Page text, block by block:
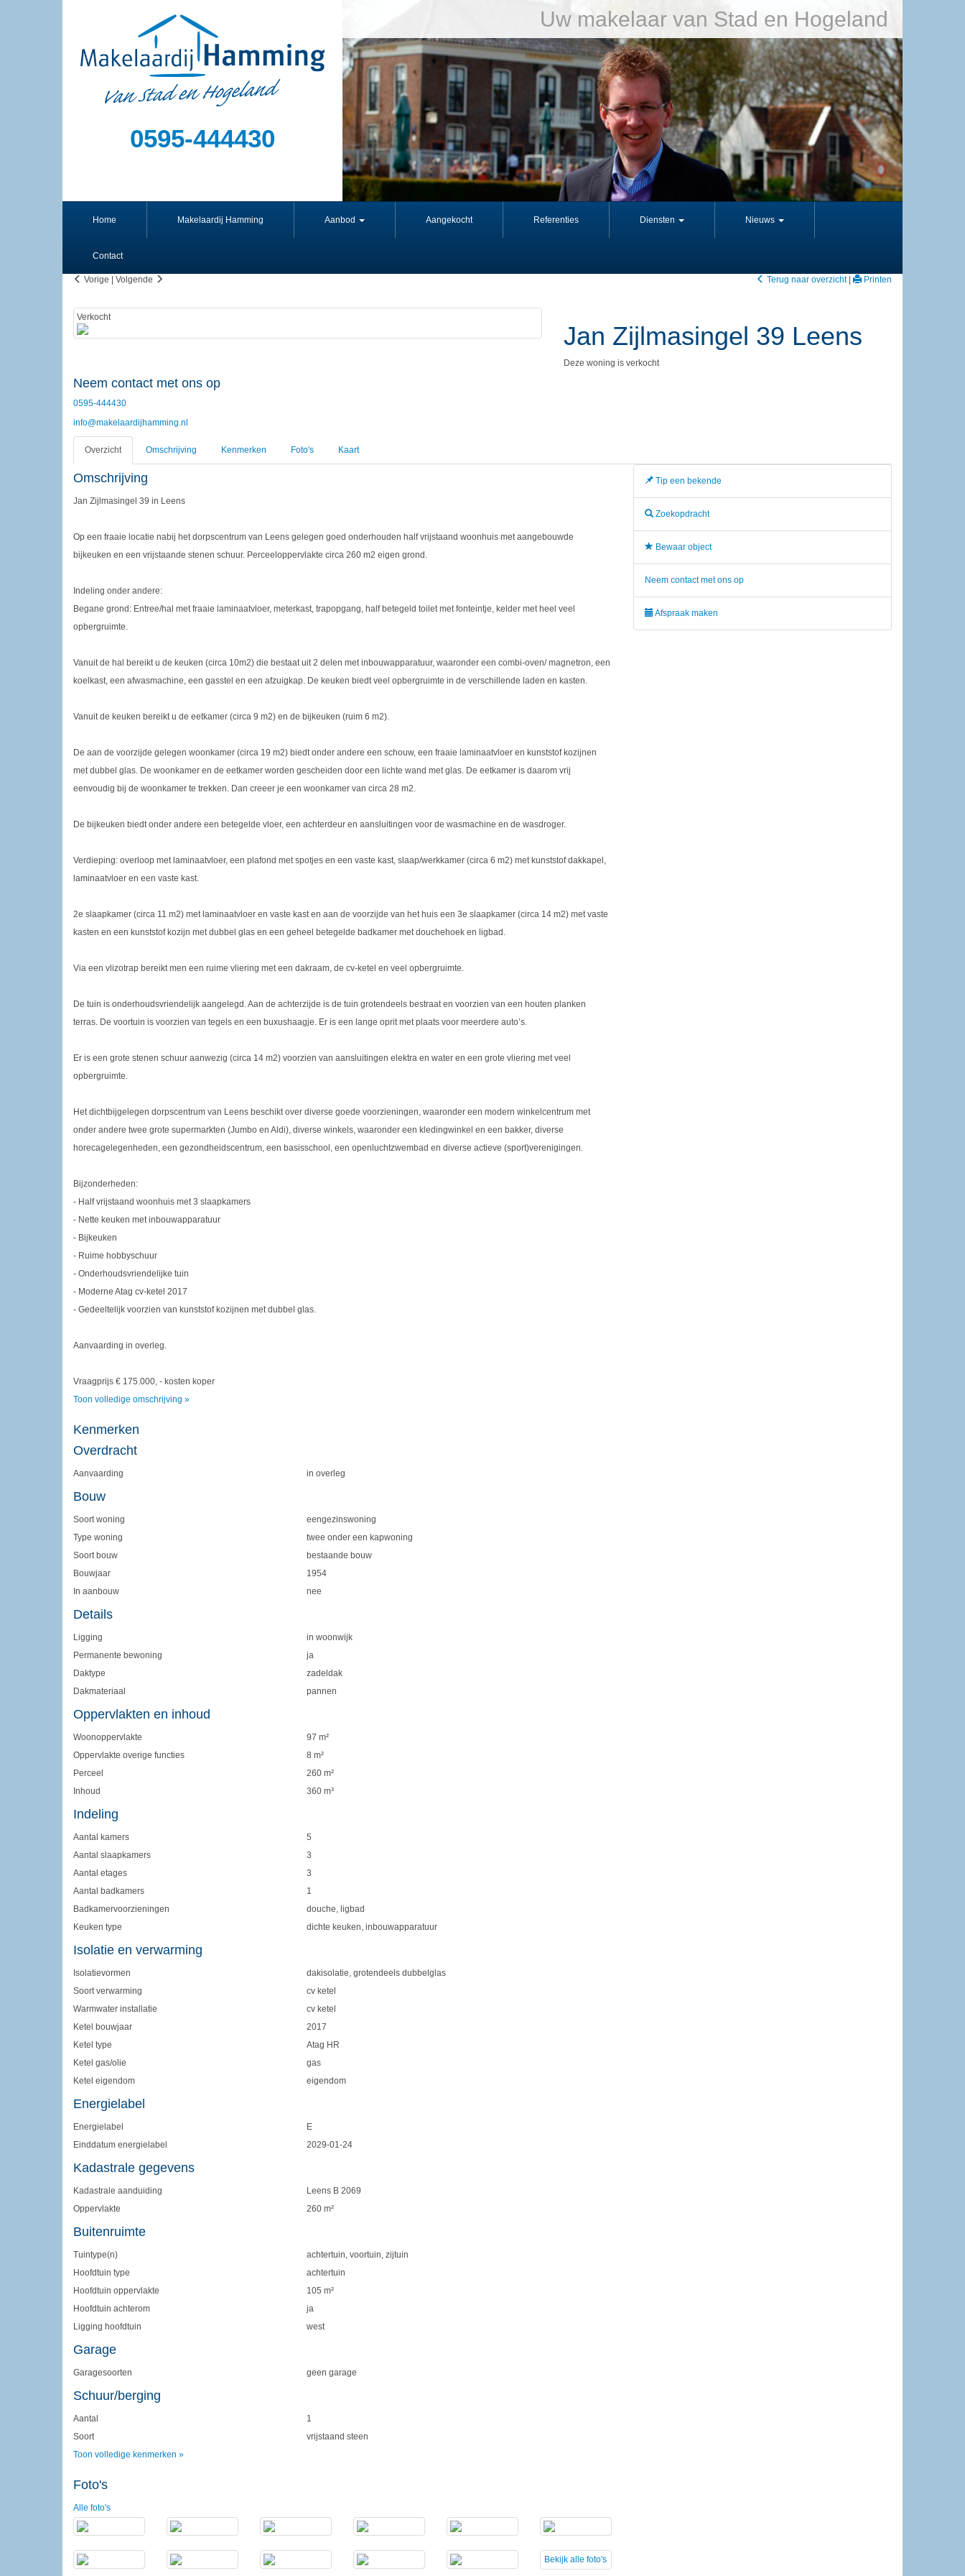
0595-444430
Uw makelaar van Stad en Hogeland
Home Makelaardij Hamming Aanbod Aangekocht Referenties Diensten Nieuws
Contact
Vorige Volgende Terug naar overzicht Printen
Verkocht
Jan Zijlmasingel 39 Leens
Deze woning is verkocht
Neem contact met ons op
0595-444430
info@makelaardijhamming.nl
Overzicht Omschrijving Kenmerken Foto's Kaart
Omschrijving
Jan Zijlmasingel 39 in Leens
Op een fraaie locatie nabij het dorpscentrum van Leens gelegen goed onderhouden half vrijstaand woonhuis met aangebouwde
bijkeuken en een vrijstaande stenen schuur. Perceeloppervlakte circa 260 m2 eigen grond.
Indeling onder andere:
Begane grond: Entree/hal met fraaie laminaatvloer, meterkast, trapopgang, half betegeld toilet met fonteintje, kelder met heel veel
opbergruimte.
Vanuit de hal bereikt u de keuken (circa 10m2) die bestaat uit 2 delen met inbouwapparatuur, waaronder een combi-oven/ magnetron, een
koelkast, een afwasmachine, een gasstel en een afzuigkap. De keuken biedt veel opbergruimte in de verschillende laden en kasten.
Vanuit de keuken bereikt u de eetkamer (circa 9 m2) en de bijkeuken (ruim 6 m2).
De aan de voorzijde gelegen woonkamer (circa 19 m2) biedt onder andere een schouw, een fraaie laminaatvloer en kunststof kozijnen
met dubbel glas. De woonkamer en de eetkamer worden gescheiden door een lichte wand met glas. De eetkamer is daarom vrij
eenvoudig bij de woonkamer te trekken. Dan creeer je een woonkamer van circa 28 m2.
De bijkeuken biedt onder andere een betegelde vloer, een achterdeur en aansluitingen voor de wasmachine en de wasdroger.
Verdieping: overloop met laminaatvloer, een plafond met spotjes en een vaste kast, slaap/werkkamer (circa 6 m2) met kunststof dakkapel,
laminaatvloer en een vaste kast.
2e slaapkamer (circa 11 m2) met laminaatvloer en vaste kast en aan de voorzijde van het huis een 3e slaapkamer (circa 14 m2) met vaste
kasten en een kunststof kozijn met dubbel glas en een geheel betegelde badkamer met douchehoek en ligbad.
Via een vlizotrap bereikt men een ruime vliering met een dakraam, de cv-ketel en veel opbergruimte.
De tuin is onderhoudsvriendelijk aangelegd. Aan de achterzijde is de tuin grotendeels bestraat en voorzien van een houten planken
terras. De voortuin is voorzien van tegels en een buxushaagje. Er is een lange oprit met plaats voor meerdere auto’s.
Er is een grote stenen schuur aanwezig (circa 14 m2) voorzien van aansluitingen elektra en water en een grote vliering met veel
opbergruimte.
Het dichtbijgelegen dorpscentrum van Leens beschikt over diverse goede voorzieningen, waaronder een modern winkelcentrum met
onder andere twee grote supermarkten (Jumbo en Aldi), diverse winkels, waaronder een kledingwinkel en een bakker, diverse
horecagelegenheden, een gezondheidscentrum, een basisschool, een openluchtzwembad en diverse actieve (sport)verenigingen.
Bijzonderheden:
- Half vrijstaand woonhuis met 3 slaapkamers
- Nette keuken met inbouwapparatuur
- Bijkeuken
- Ruime hobbyschuur
- Onderhoudsvriendelijke tuin
- Moderne Atag cv-ketel 2017
- Gedeeltelijk voorzien van kunststof kozijnen met dubbel glas.
Aanvaarding in overleg.
Vraagprijs € 175.000, - kosten koper
Toon volledige omschrijving »
Kenmerken
Overdracht
Aanvaarding in overleg
Bouw
Soort woning
eengezinswoning
Type woning
twee onder een kapwoning
Soort bouw
bestaande bouw
Bouwjaar
1954
In aanbouw
nee
Details
Ligging
in woonwijk
Permanente bewoning
ja
Daktype
zadeldak
Dakmateriaal
pannen
Oppervlakten en inhoud
Woonoppervlakte
97 m²
Oppervlakte overige functies
8 m²
Perceel
260 m²
Inhoud
360 m³
Indeling
Aantal kamers
5
Aantal slaapkamers
3
Aantal etages
3
Aantal badkamers
1
Badkamervoorzieningen
douche, ligbad
Keuken type
dichte keuken, inbouwapparatuur
Isolatie en verwarming
Isolatievormen
dakisolatie, grotendeels dubbelglas
Soort verwarming
cv ketel
Warmwater installatie
cv ketel
Ketel bouwjaar
2017
Ketel type
Atag HR
Ketel gas/olie
gas
Ketel eigendom
eigendom
Energielabel
Energielabel
E
Einddatum energielabel
2029-01-24
Kadastrale gegevens
Kadastrale aanduiding
Leens B 2069
Oppervlakte
260 m²
Buitenruimte
Tuintype(n)
achtertuin, voortuin, zijtuin
Hoofdtuin type
achtertuin
Hoofdtuin oppervlakte
105 m²
Hoofdtuin achterom
ja
Ligging hoofdtuin
west
Garage
Garagesoorten geen garage
Schuur/berging
Aantal
1
Soort
vrijstaand steen
Toon volledige kenmerken »
Foto's
Alle foto's
Bekijkalle foto's
Tip een bekende
Zoekopdracht
Bewaar object
Neem contact met ons op
Afspraak maken